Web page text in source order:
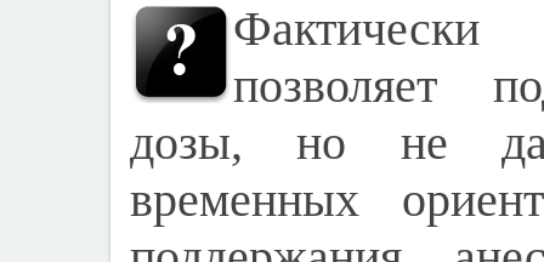
позволяет
дозы, но не
временных